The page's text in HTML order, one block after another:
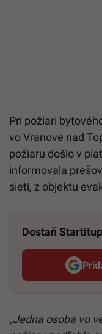
Pri požiari
vo Vranove nad
požiaru došlo v
informovala
sieti, z objektu
Dostaň
„Jedna osoba vo